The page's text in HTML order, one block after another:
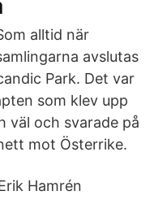
alltid när
avslutas
Park. Det var
som klev upp
väl och svarade på
mot Österrike.
Hamrén